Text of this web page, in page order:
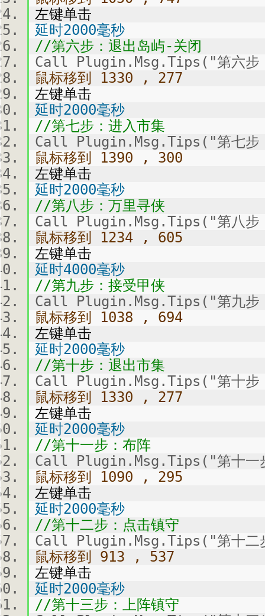
左键单击
延时2000毫秒
//第六步：退出岛屿-关闭
Call Plugin.Msg.Tips("第六步
鼠标移到 1330 , 277
左键单击
延时2000毫秒
//第七步：进入市集
Call Plugin.Msg.Tips("第七步
鼠标移到 1390 , 300
左键单击
延时2000毫秒
//第八步：万里寻侠
Call Plugin.Msg.Tips("第八步
鼠标移到 1234 , 605
左键单击
延时4000毫秒
//第九步：接受甲侠
Call Plugin.Msg.Tips("第九步
鼠标移到 1038 , 694
左键单击
延时2000毫秒
//第十步：退出市集
Call Plugin.Msg.Tips("第十步
鼠标移到 1330 , 277
左键单击
延时2000毫秒
//第十一步：布阵
Call Plugin.Msg.Tips("第十一
鼠标移到 1090 , 295
左键单击
延时2000毫秒
//第十二步：点击镇守
Call Plugin.Msg.Tips("第十二
鼠标移到 913 , 537
左键单击
延时2000毫秒
//第十三步：上阵镇守